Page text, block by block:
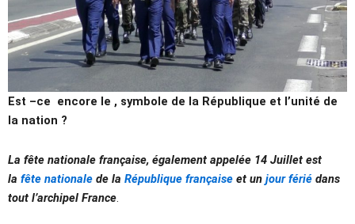
Est –ce encore le , symbole de la République et l’unité de
la nation ?
La fête nationale française, également appelée 14 Juillet est
la fête nationale de la République française et un jour férié dans
tout l’archipel France.